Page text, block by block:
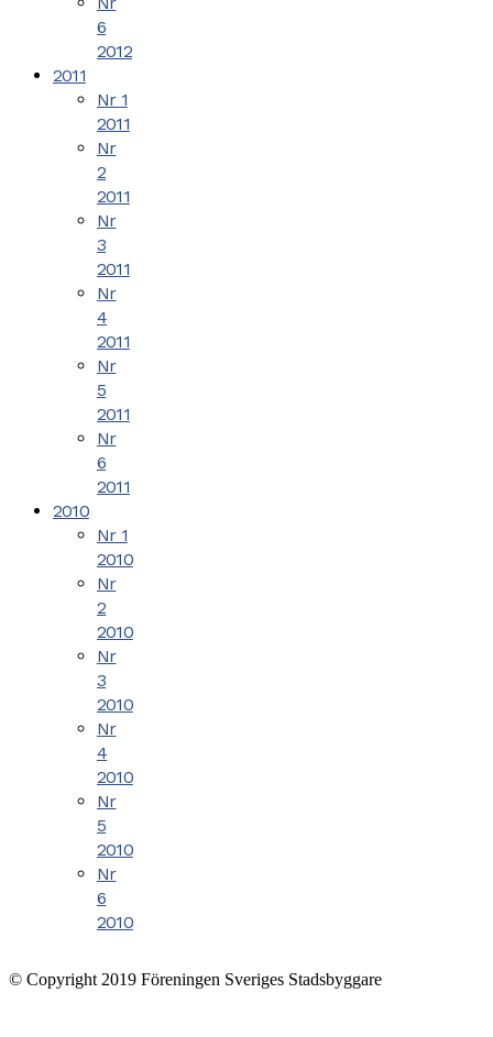
6
2012
2011
Nr 1
2011
Nr
2
2011
Nr
3
2011
Nr
4
2011
Nr
5
2011
Nr
6
2011
2010
Nr 1
2010
Nr
2
2010
Nr
3
2010
Nr
4
2010
Nr
5
2010
Nr
6
2010
© Copyright 2019 Föreningen Sveriges Stadsbyggare